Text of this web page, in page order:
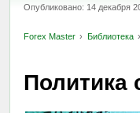
Опубликовано: 14 декабря
Forex Master Библиотека
Политика